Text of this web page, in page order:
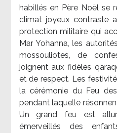
habillés en Père Noël se
climat joyeux contraste
protection militaire qui
Mar Yohanna, les
mossouliotes, de
joignent aux fidèles
et de respect. Les
la cérémonie du Feu
pendant laquelle
Un grand feu est
émerveillés des